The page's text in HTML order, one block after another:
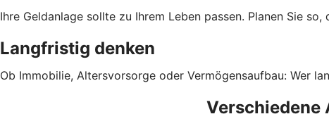
Ihre Geldanlage sollte zu Ihrem Leben passen. Planen Sie
Langfristig denken
Ob Immobilie, Altersvorsorge oder Vermögensaufbau: Wer
Verschiedene